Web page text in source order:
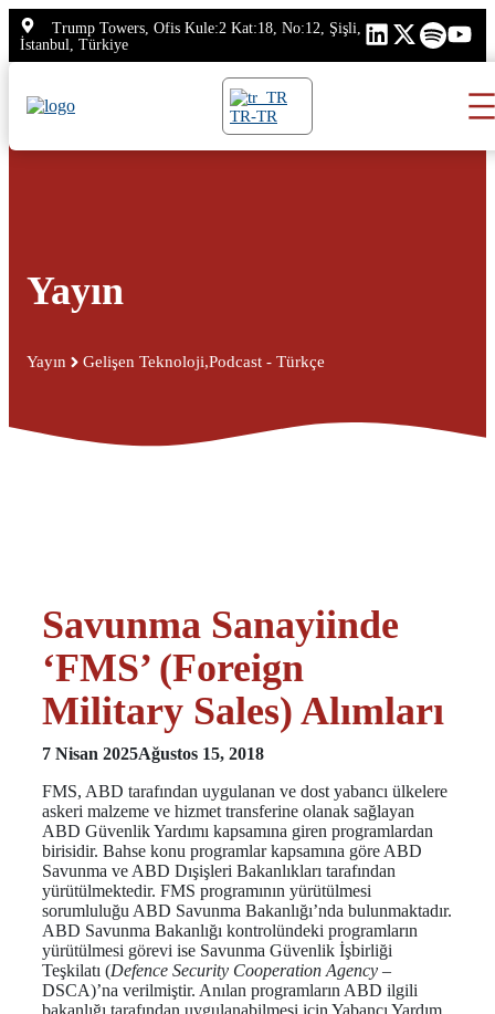
İçeriğe
atla
Trump Towers, Ofis Kule:2 Kat:18, No:12, Şişli,
İstanbul, Türkiye
TR-TR
Yayın
Yayın Gelişen Teknoloji,Podcast - Türkçe
Savunma Sanayiinde
‘FMS’ (Foreign
Military Sales) Alımları
7 Nisan 2025Ağustos 15, 2018
FMS, ABD tarafından uygulanan ve dost yabancı ülkelere
askeri malzeme ve hizmet transferine olanak sağlayan
ABD Güvenlik Yardımı kapsamına giren programlardan
birisidir. Bahse konu programlar kapsamına göre ABD
Savunma ve ABD Dışişleri Bakanlıkları tarafından
yürütülmektedir. FMS programının yürütülmesi
sorumluluğu ABD Savunma Bakanlığı’nda bulunmaktadır.
ABD Savunma Bakanlığı kontrolündeki programların
yürütülmesi görevi ise Savunma Güvenlik İşbirliği
Teşkilatı (Defence Security Cooperation Agency –
DSCA)’na verilmiştir. Anılan programların ABD ilgili
bakanlığı tarafından uygulanabilmesi için Yabancı Yardım